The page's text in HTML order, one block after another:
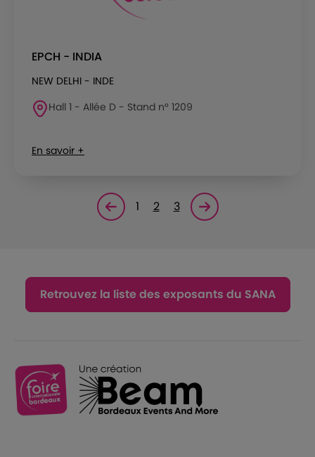
EPCH - INDIA
NEW DELHI - INDE
Hall 1 - Allée D - Stand n° 1209
En savoir +
Page précédente
1 2 3 Page suivante<
Retrouvez la liste des exposants du SANA